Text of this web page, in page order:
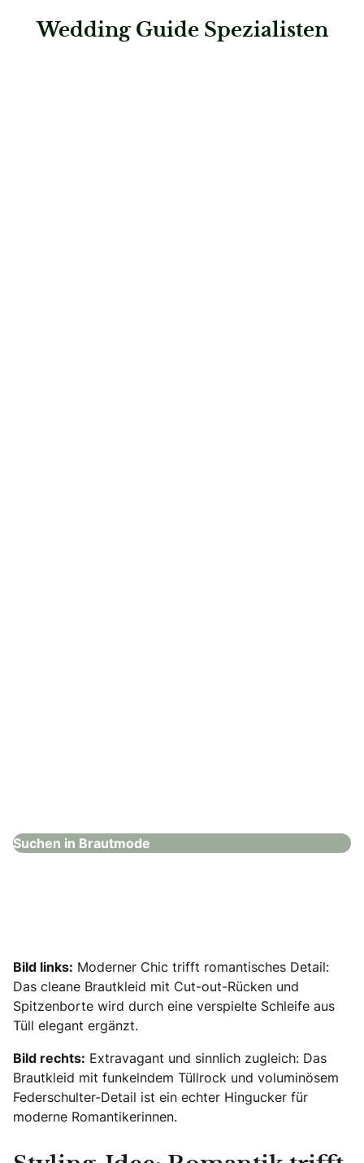
Wedding Guide Spezialisten
Suchen in Brautmode
Bild links: Moderner Chic trifft romantisches Detail:
Das cleane Brautkleid mit Cut-out-Rücken und
Spitzenborte wird durch eine verspielte Schleife aus
Tüll elegant ergänzt.
Bild rechts: Extravagant und sinnlich zugleich: Das
Brautkleid mit funkelndem Tüllrock und voluminösem
Federschulter-Detail ist ein echter Hingucker für
moderne Romantikerinnen.